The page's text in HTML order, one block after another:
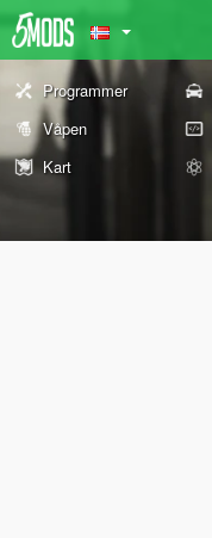
Programmer
Våpen
Kart